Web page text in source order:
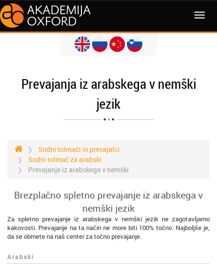
MENI
Prevajanja iz arabskega v nemški
jezik
Sodni tolmači in prevajalci
Sodni tolmač za arabski
Prevajanje iz arabskega v nemški
Brezplačno spletno prevajanje iz arabskega v
nemški jezik
Za spletno prevajanje iz arabskega v nemški jezik ne zagotavljamo
kakovosti. Prevajanje na ta način ne more biti 100% točno. Najboljše je,
da se obrnete na naš center za točno prevajanje.
Arabski